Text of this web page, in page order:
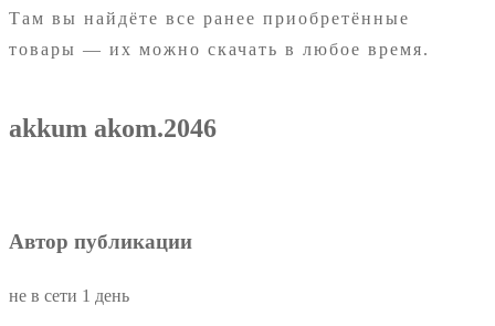
Там вы найдёте все ранее приобретённые
товары — их можно скачать в любое время.
akkum akom.2046
Автор публикации
не в сети 1 день